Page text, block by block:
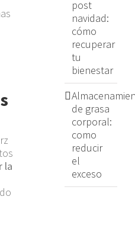
la
post
navidad:
cómo
recuperar
tu
bienestar
de grasa
corporal:
como
reducir
el
exceso